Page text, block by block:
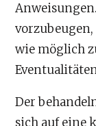
wie möglich
Der
sich auf eine